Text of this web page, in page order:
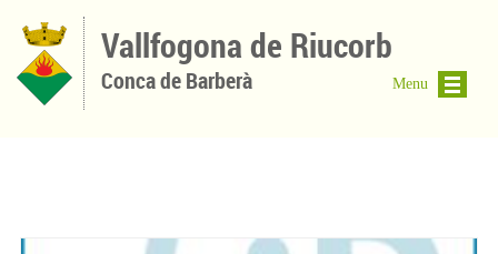
Vallfogona de Riucorb
Conca de Barberà Menu